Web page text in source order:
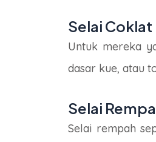
Selai Coklat
Untuk mereka
dasar kue, atau
Selai
Selai rempah